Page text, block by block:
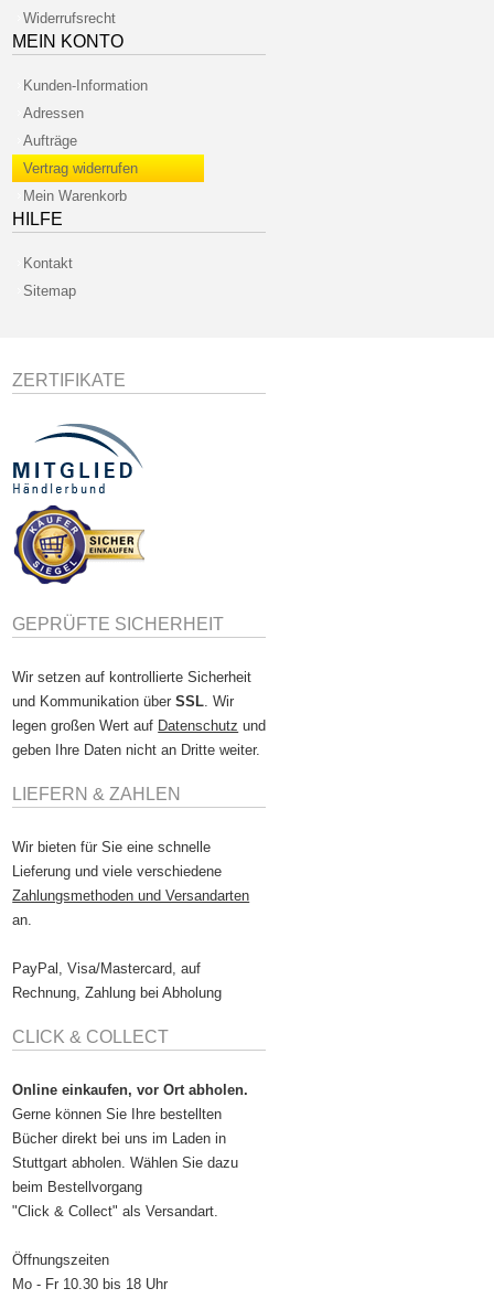
Widerrufsrecht
MEIN KONTO
Kunden-Information
Adressen
Aufträge
Vertrag widerrufen
Mein Warenkorb
HILFE
Kontakt
Sitemap
ZERTIFIKATE
GEPRÜFTE SICHERHEIT
Wir setzen auf kontrollierte Sicherheit
und Kommunikation überSSL . Wir
legen großen Wert auf Datenschutz und
geben Ihre Daten nicht an Dritte weiter.
LIEFERN & ZAHLEN
Wir bieten für Sie eine schnelle
Lieferung und viele verschiedene
Zahlungsmethoden und Versandarten
an.
PayPal, Visa/Mastercard, auf
Rechnung, Zahlung bei Abholung
CLICK & COLLECT
Online einkaufen, vor Ort abholen.
Gerne können Sie Ihre bestellten
Bücher direkt bei uns im Laden in
Stuttgart abholen. Wählen Sie dazu
beim Bestellvorgang
"Click & Collect" als Versandart.
Öffnungszeiten
Mo - Fr 10.30 bis 18 Uhr